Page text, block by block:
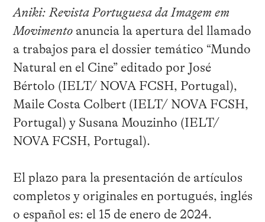
Aniki: Revista Portuguesa da Imagem em
Movimentoanuncia la apertura del llamado
a trabajos para el dossier temático “Mundo
Natural en el Cine” editado por José
Bértolo (IELT/ NOVA FCSH, Portugal),
Maile Costa Colbert (IELT/ NOVA FCSH,
Portugal) y Susana Mouzinho (IELT/
NOVA FCSH, Portugal).
El plazo para la presentación de artículos
completos y originales en portugués, inglés
o español es: el 15 de enero de 2024.